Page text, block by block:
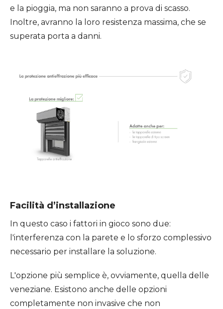
e la pioggia, ma non saranno a prova di scasso.
Inoltre, avranno la loro resistenza massima, che se
superata porta a danni.
Facilità d’installazione
In questo caso i fattori in gioco sono due:
l'interferenza con la parete e lo sforzo complessivo
necessario per installare la soluzione.
L'opzione più semplice è, ovviamente, quella delle
veneziane. Esistono anche delle opzioni
completamente non invasive che non